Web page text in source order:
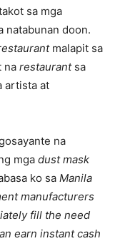
sa mga
natabunan doon.
malapit sa
na restaurant sa
artista at
na
mga dust mask
ko sa Manila
manufacturers
fill the need
earn instant cash